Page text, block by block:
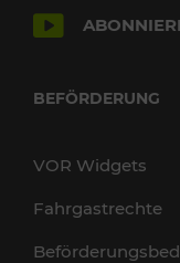
BEFÖRDERUNG
VOR Widgets
Fahrgastrechte